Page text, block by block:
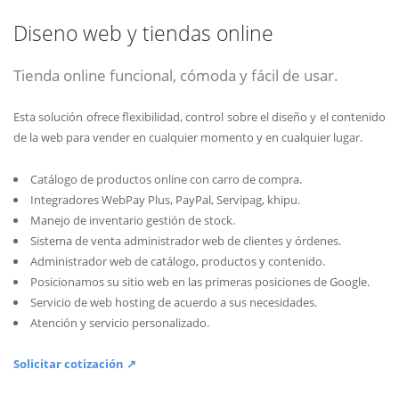
Diseno web y tiendas online
Tienda online funcional, cómoda y fácil de usar.
Esta solución ofrece flexibilidad, control sobre el diseño y el contenido
de la web para vender en cualquier momento y en cualquier lugar.
Catálogo de productos online con carro de compra.
Integradores WebPay Plus, PayPal, Servipag, khipu.
Manejo de inventario gestión de stock.
Sistema de venta administrador web de clientes y órdenes.
Administrador web de catálogo, productos y contenido.
Posicionamos su sitio web en las primeras posiciones de Google.
Servicio de web hosting de acuerdo a sus necesidades.
Atención y servicio personalizado.
Solicitar cotización ↗